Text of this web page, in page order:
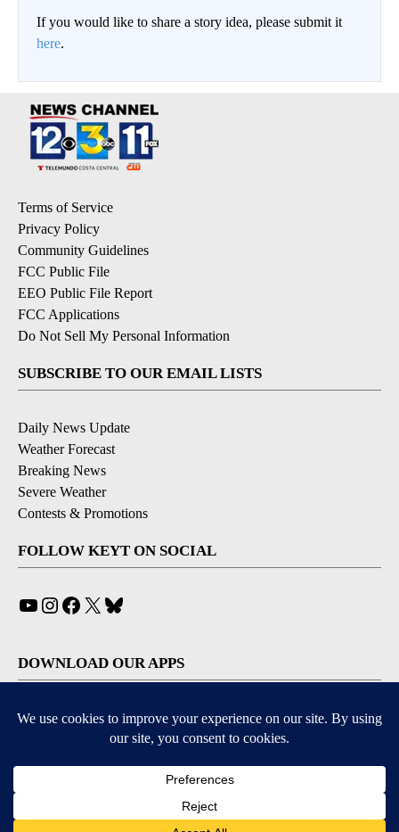
If you would like to share a story idea, please submit it
here.
Terms of Service
Privacy Policy
Community Guidelines
FCC Public File
EEO Public File Report
FCC Applications
Do Not Sell My Personal Information
SUBSCRIBE TO OUR EMAIL LISTS
Daily News Update
Weather Forecast
Breaking News
Severe Weather
Contests & Promotions
FOLLOW KEYT ON SOCIAL
YouTube
Instagram
Facebook
X
DOWNLOAD OUR APPS
Available for iOS and Android